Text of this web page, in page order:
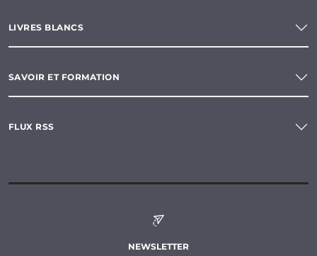
LIVRES BLANCS
SAVOIR ET FORMATION
FLUX RSS
NEWSLETTER